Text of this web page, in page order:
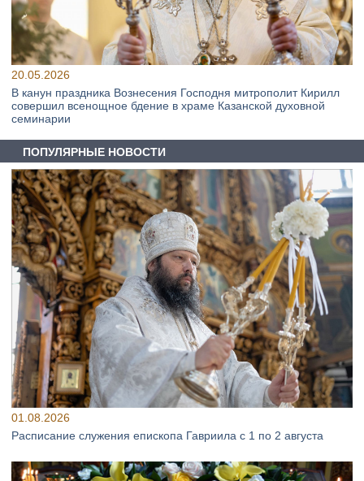
20.05.2026
В канун праздника Вознесения Господня митрополит Кирилл
совершил всенощное бдение в храме Казанской духовной
семинарии
ПОПУЛЯРНЫЕ НОВОСТИ
01.08.2026
Расписание служения епископа Гавриила с 1 по 2 августа